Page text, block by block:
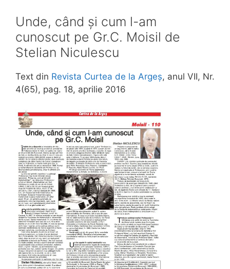
Unde, când și cum l-am
cunoscut pe Gr.C. Moisil de
Stelian Niculescu
Text din Revista Curtea de la Argeș, anul VII, Nr.
4(65), pag. 18, aprilie 2016